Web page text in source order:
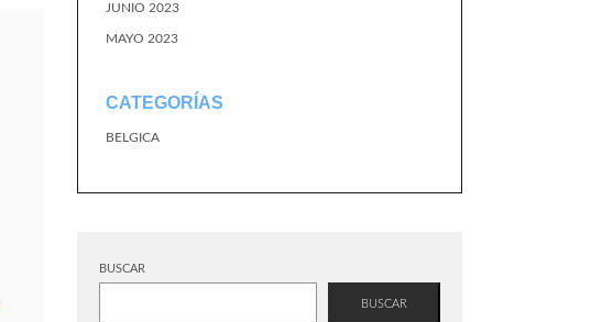
JUNIO 2023
MAYO 2023
CATEGORÍAS
BELGICA
BUSCAR
BUSCAR